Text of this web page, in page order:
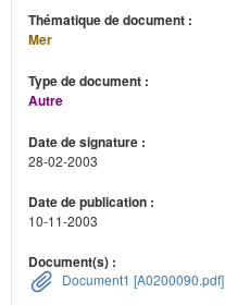
Thématique de document :
Mer
Type de document :
Autre
Date de signature :
28-02-2003
Date de publication :
10-11-2003
Document(s) :
Document1 [A0200090.pdf]